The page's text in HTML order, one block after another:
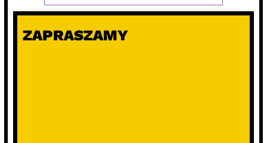
ZAPRASZAMY